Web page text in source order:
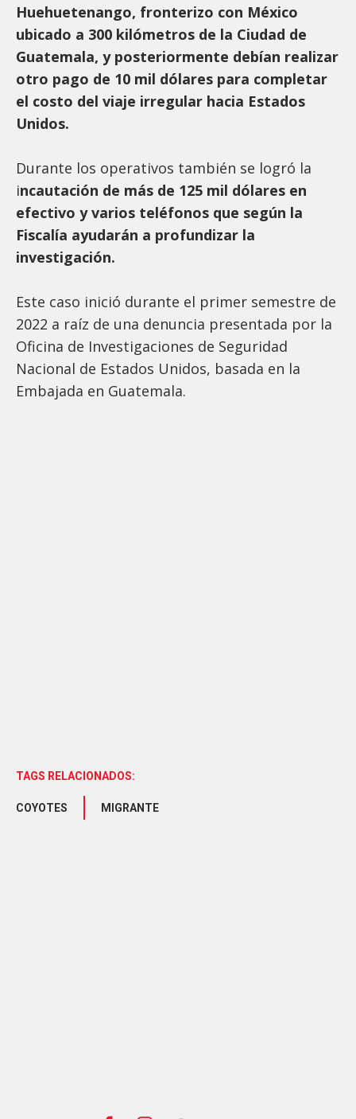
Huehuetenango, fronterizo con México
ubicado a 300 kilómetros de la Ciudad de
Guatemala, y posteriormente debían realizar
otro pago de 10 mil dólares para completar
el costo del viaje irregular hacia Estados
Unidos.
Durante los operativos también se logró la
incautación de más de 125 mil dólares en
efectivo y varios teléfonos que según la
Fiscalía ayudarán a profundizar la
investigación.
Este caso inició durante el primer semestre de
2022 a raíz de una denuncia presentada por la
Oficina de Investigaciones de Seguridad
Nacional de Estados Unidos, basada en la
Embajada en Guatemala.
TAGS RELACIONADOS:
COYOTES MIGRANTE